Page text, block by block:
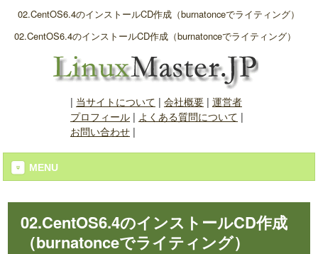
02.CentOS6.4のインストールCD作成（burnatonceでライティング）
02.CentOS6.4のインストールCD作成（burnatonceでライティング）
| 当サイトについて | 会社概要| 運営者
プロフィール| よくある質問について |
お問い合わせ|
MENU
02.CentOS6.4のインストールCD作成
（burnatonceでライティング）